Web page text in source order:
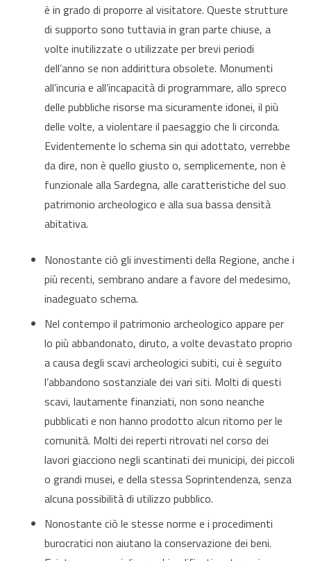
è in grado di proporre al visitatore. Queste strutture
di supporto sono tuttavia in gran parte chiuse, a
volte inutilizzate o utilizzate per brevi periodi
dell’anno se non addirittura obsolete. Monumenti
all’incuria e all’incapacità di programmare, allo spreco
delle pubbliche risorse ma sicuramente idonei, il più
delle volte, a violentare il paesaggio che li circonda.
Evidentemente lo schema sin qui adottato, verrebbe
da dire, non è quello giusto o, semplicemente, non è
funzionale alla Sardegna, alle caratteristiche del suo
patrimonio archeologico e alla sua bassa densità
abitativa.
Nonostante ciò gli investimenti della Regione, anche i
più recenti, sembrano andare a favore del medesimo,
inadeguato schema.
Nel contempo il patrimonio archeologico appare per
lo più abbandonato, diruto, a volte devastato proprio
a causa degli scavi archeologici subiti, cui è seguito
l’abbandono sostanziale dei vari siti. Molti di questi
scavi, lautamente finanziati, non sono neanche
pubblicati e non hanno prodotto alcun ritorno per le
comunità. Molti dei reperti ritrovati nel corso dei
lavori giacciono negli scantinati dei municipi, dei piccoli
o grandi musei, e della stessa Soprintendenza, senza
alcuna possibilità di utilizzo pubblico.
Nonostante ciò le stesse norme e i procedimenti
burocratici non aiutano la conservazione dei beni.